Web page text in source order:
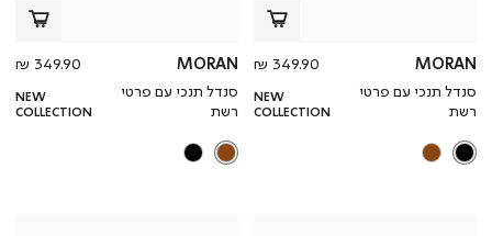
MORAN
סנדל תנכי עם פרטי
רשת
מחיר
349.90 ₪
NEW
COLLECTION
MORAN
סנדל תנכי עם פרטי
רשת
349.90 ₪
NEW
COLLECTION